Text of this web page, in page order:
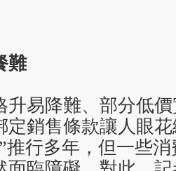
難
升易降難、部分低
定銷售條款讓人眼
推行多年，但一些